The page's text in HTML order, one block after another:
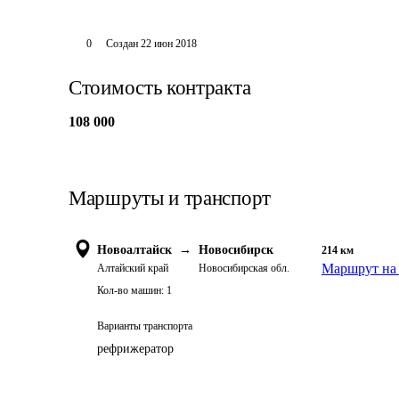
0 Создан 22 июн 2018
Стоимость контракта
108 000
Маршруты и транспорт
Новоалтайск →
Алтайский край
Новосибирск
Новосибирская обл.
214 км
Маршрут на
Кол-во машин: 1
Варианты транспорта
рефрижератор